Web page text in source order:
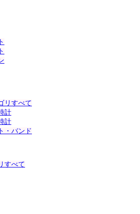
リすべて
計
計
・バンド
すべて